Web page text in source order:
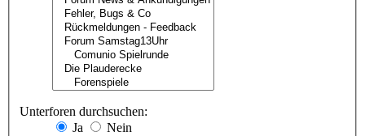
Unterforen durchsuchen:
Ja
Nein